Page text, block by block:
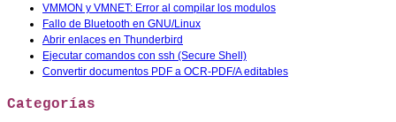
VMMON y VMNET: Error al compilar los modulos
Fallo de Bluetooth en GNU/Linux
Abrir enlaces en Thunderbird
Ejecutar comandos con ssh (Secure Shell)
Convertir documentos PDF a OCR-PDF/A editables
Categorías